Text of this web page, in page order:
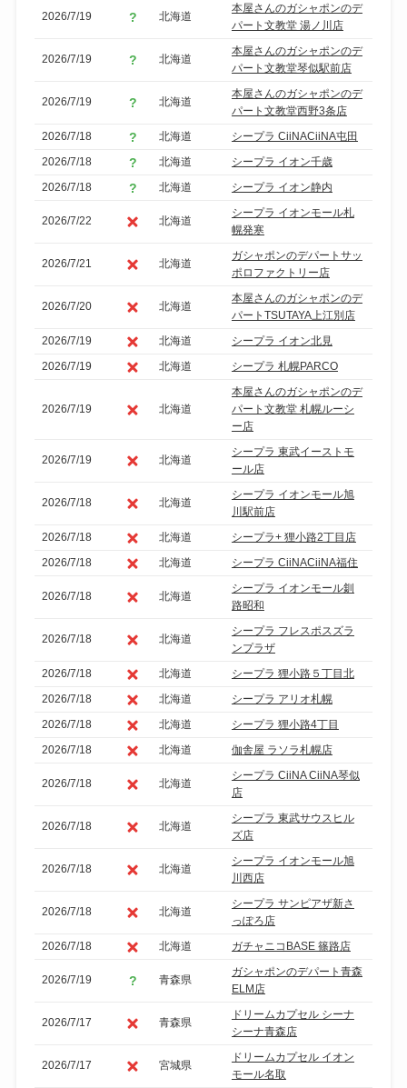
込
2026/7/19 北海道
本屋さんのガシャポンのデ
パート文教堂 湯ノ川店
2026/7/19 北海道
本屋さんのガシャポンのデ
パート文教堂琴似駅前店
2026/7/19 北海道
本屋さんのガシャポンのデ
パート文教堂西野3条店
2026/7/18
北海道
シープラ CiiNACiiNA屯田
2026/7/18
北海道
シープラ イオン千歳
2026/7/18
北海道 シープラ イオン静内
2026/7/22 北海道
シープラ イオンモール札
幌発寒
2026/7/21 北海道
ガシャポンのデパートサッ
ポロファクトリー店
2026/7/20 北海道
本屋さんのガシャポンのデ
パートTSUTAYA上江別店
2026/7/19
北海道
シープラ イオン北見
2026/7/19
北海道 シープラ 札幌PARCO
2026/7/19 北海道
本屋さんのガシャポンのデ
パート文教堂 札幌ルーシ
ー店
2026/7/19 北海道
シープラ 東武イーストモ
ール店
2026/7/18 北海道
シープラ イオンモール旭
川駅前店
2026/7/18
北海道
シープラ+ 狸小路2丁目店
2026/7/18
北海道 シープラ CiiNACiiNA福住
2026/7/18 北海道
シープラ イオンモール釧
路昭和
2026/7/18 北海道
シープラ フレスポスズラ
ンプラザ
2026/7/18
北海道
シープラ 狸小路５丁目北
2026/7/18
北海道
シープラ アリオ札幌
2026/7/18
北海道
シープラ 狸小路4丁目
2026/7/18
北海道 伽舎屋 ラソラ札幌店
2026/7/18 北海道
シープラ CiiNA CiiNA琴似
店
2026/7/18 北海道
シープラ 東武サウスヒル
ズ店
2026/7/18 北海道
シープラ イオンモール旭
川西店
2026/7/18 北海道
シープラ サンピアザ新さ
っぽろ店
2026/7/18
北海道 ガチャニコBASE 篠路店
2026/7/19 青森県
ガシャポンのデパート青森
ELM店
2026/7/17 青森県
ドリームカプセル シーナ
シーナ青森店
2026/7/17 宮城県
ドリームカプセル イオン
モール名取